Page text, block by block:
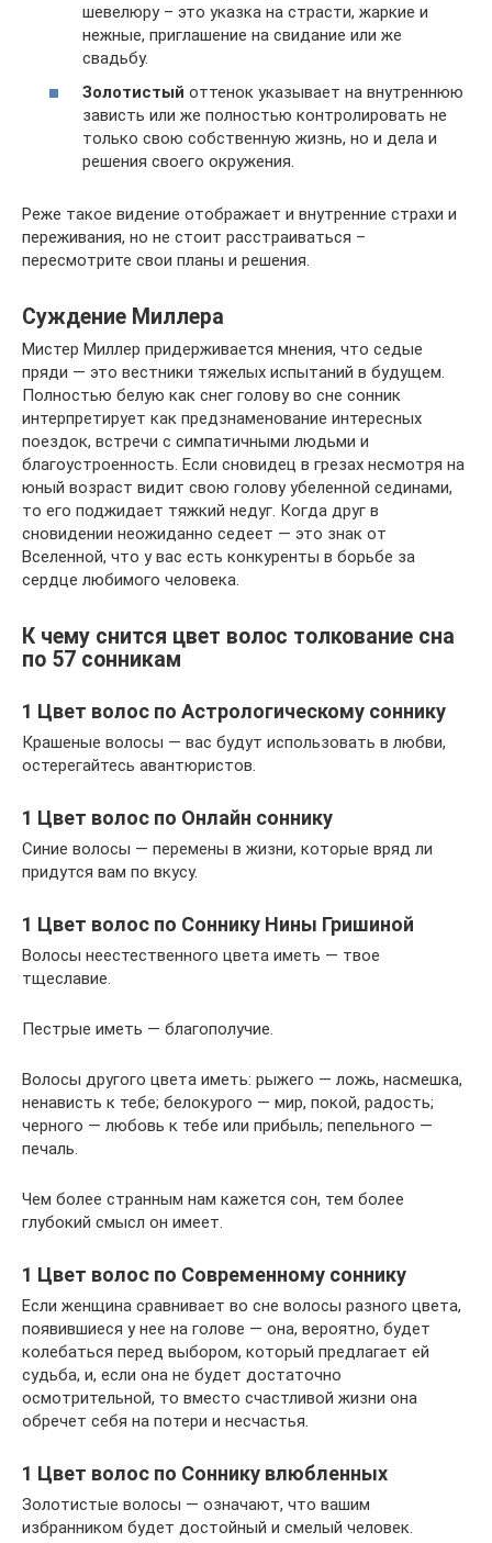
шевелюру – это указка на страсти, жаркие и
нежные, приглашение на свидание или же
свадьбу.
Золотистый оттенок указывает на внутреннюю
зависть или же полностью контролировать не
только свою собственную жизнь, но и дела и
решения своего окружения.
Реже такое видение отображает и внутренние страхи и
переживания, но не стоит расстраиваться –
пересмотрите свои планы и решения.
Суждение Миллера
Мистер Миллер придерживается мнения, что седые
пряди — это вестники тяжелых испытаний в будущем.
Полностью белую как снег голову во сне сонник
интерпретирует как предзнаменование интересных
поездок, встречи с симпатичными людьми и
благоустроенность. Если сновидец в грезах несмотря на
юный возраст видит свою голову убеленной сединами,
то его поджидает тяжкий недуг. Когда друг в
сновидении неожиданно седеет — это знак от
Вселенной, что у вас есть конкуренты в борьбе за
сердце любимого человека.
К чему снится цвет волос толкование сна
по 57 сонникам
1 Цвет волос по Астрологическому соннику
Крашеные волосы — вас будут использовать в любви,
остерегайтесь авантюристов.
1 Цвет волос по Онлайн соннику
Синие волосы — перемены в жизни, которые вряд ли
придутся вам по вкусу.
1 Цвет волос по Соннику Нины Гришиной
Волосы неестественного цвета иметь — твое
тщеславие.
Пестрые иметь — благополучие.
Волосы другого цвета иметь: рыжего — ложь, насмешка,
ненависть к тебе; белокурого — мир, покой, радость;
черного — любовь к тебе или прибыль; пепельного —
печаль.
Чем более странным нам кажется сон, тем более
глубокий смысл он имеет.
1 Цвет волос по Современному соннику
Если женщина сравнивает во сне волосы разного цвета,
появившиеся у нее на голове — она, вероятно, будет
колебаться перед выбором, который предлагает ей
судьба, и, если она не будет достаточно
осмотрительной, то вместо счастливой жизни она
обречет себя на потери и несчастья.
1 Цвет волос по Соннику влюбленных
Золотистые волосы — означают, что вашим
избранником будет достойный и смелый человек.